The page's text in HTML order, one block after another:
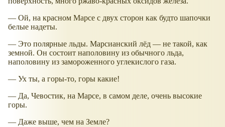
— Ой, на красном Марсе с двух сторон как будто шапочки
белые надеты.
— Это полярные льды. Марсианский лёд — не такой, как
земной. Он состоит наполовину из обычного льда,
наполовину из замороженного углекислого газа.
— Ух ты, а горы-то, горы какие!
— Да, Чевостик, на Марсе, в самом деле, очень высокие
горы.
— Даже выше, чем на Земле?